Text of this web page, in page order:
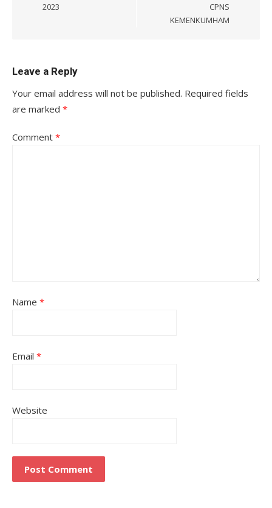
2023
CPNS
KEMENKUMHAM
Leave a Reply
Your email address will not be published. Required fields
are marked *
Comment *
Name *
Email *
Website